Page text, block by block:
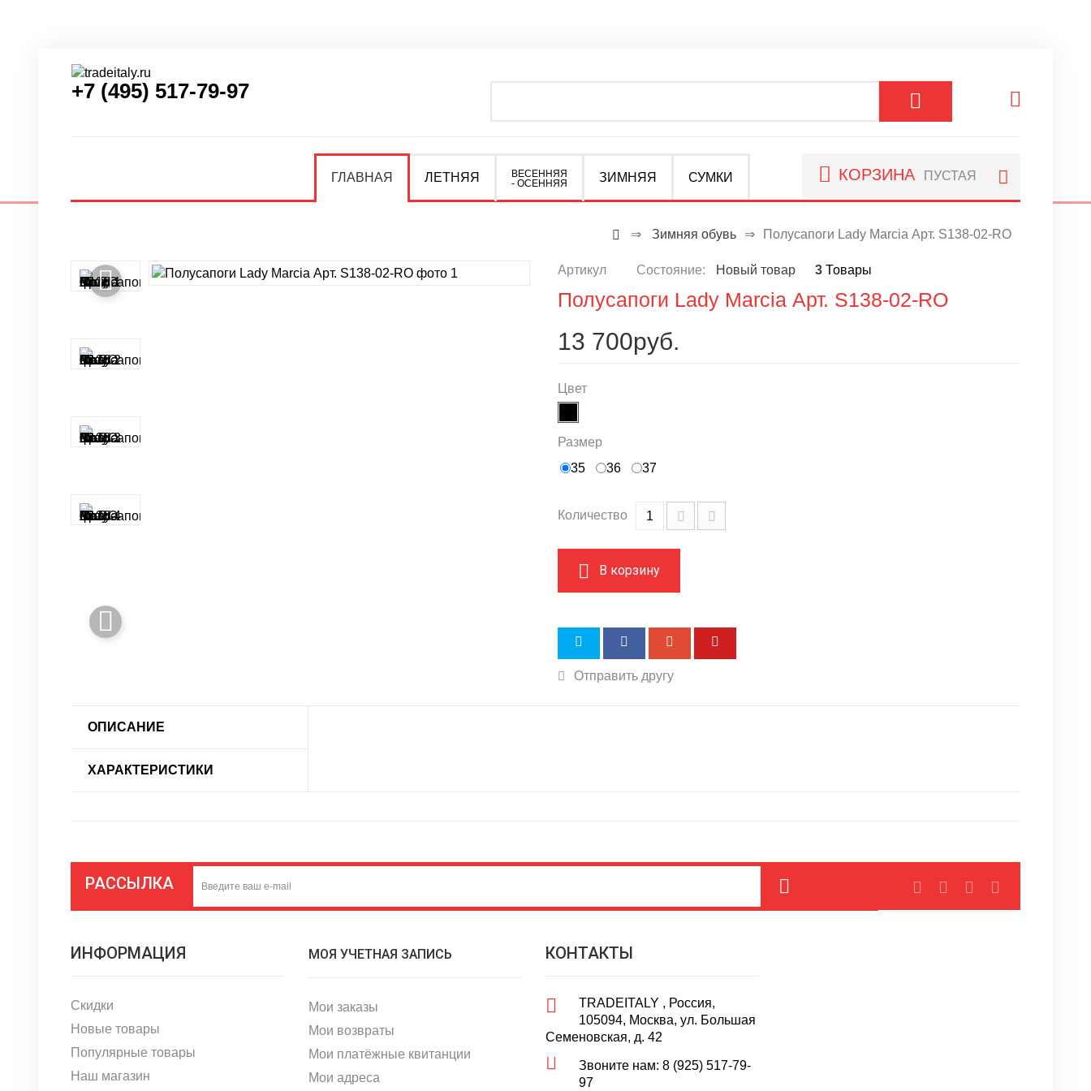
+7 (495) 517-79-97
ГЛАВНАЯ ЛЕТНЯЯ
ВЕСЕННЯЯ
- ОСЕННЯЯ
ЗИМНЯЯ СУМКИ КОРЗИНА ПУСТАЯ
⇒ Зимняя обувь ⇒ Полусапоги Lady Marcia Арт. S138-02-RO
Артикул Состояние: Новый товар 3 Товары
Полусапоги Lady Marcia Арт. S138-02-RO
13 700руб.
Цвет
Размер
35
36 37
Количество
В корзину
Отправить другу
ОПИСАНИЕ
ХАРАКТЕРИСТИКИ
РАССЫЛКА
ИНФОРМАЦИЯ
Скидки
Новые товары
Популярные товары
Наш магазин
МОЯ УЧЕТНАЯ ЗАПИСЬ
Мои заказы
Мои возвраты
Мои платёжные квитанции
Мои адреса
КОНТАКТЫ
TRADEITALY , Россия,
105094, Москва, ул. Большая
Семеновская, д. 42
Звоните нам: 8 (925) 517-79-
97